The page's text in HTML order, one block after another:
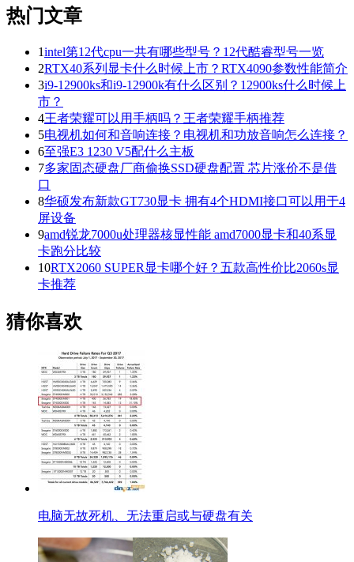
热门文章
1intel第12代cpu一共有哪些型号？12代酷睿型号一览
2RTX40系列显卡什么时候上市？RTX4090参数性能简介
3i9-12900ks和i9-12900k有什么区别？12900ks什么时候上
市？
4王者荣耀可以用手柄吗？王者荣耀手柄推荐
5电视机如何和音响连接？电视机和功放音响怎么连接？
6至强E3 1230 V5配什么主板
7多家固态硬盘厂商偷换SSD硬盘配置 芯片涨价不是借
口
8华硕发布新款GT730显卡 拥有4个HDMI接口可以用于4
屏设备
9amd锐龙7000u处理器核显性能 amd7000显卡和40系显
卡跑分比较
10RTX2060 SUPER显卡哪个好？五款高性价比2060s显
卡推荐
猜你喜欢
电脑无故死机、无法重启或与硬盘有关